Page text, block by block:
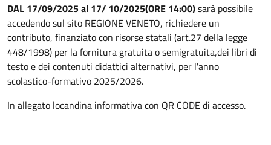
DAL 17/09/2025 al 17/ 10/2025(ORE 14:00)sarà possibile
accedendo sul sito REGIONE VENETO, richiedere un
contributo, finanziato con risorse statali (art.27 della legge
448/1998) per la fornitura gratuita o semigratuita,dei libri di
testo e dei contenuti didattici alternativi, per l'anno
scolastico-formativo 2025/2026.
In allegato locandina informativa con QR CODE di accesso.